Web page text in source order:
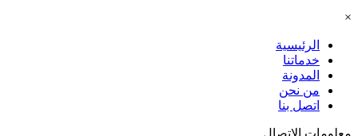
×
الرئيسية
خدماتنا
المدونة
من نحن
اتصل بنا